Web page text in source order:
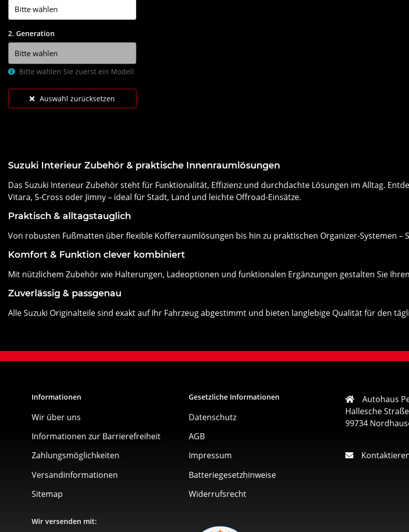
2. Generation
Bitte wählen Sie zuerst ein Modell
Auswahl zurücksetzen
Suzuki Interieur Zubehör & praktische Innenraumlösungen
Das Suzuki Interieur Zubehör steht für Funktionalität, Effizienz und durchdachte Lösungen im Alltag.
Vitara, S-Cross oder Jimny – ideal für Stadt, Land und leichte Offroad-Einsätze.
Praktisch & alltagstauglich
Von robusten Fußmatten über flexible Kofferraumlösungen bis hin zu praktischen Organizer-Systemen
Komfort & Funktion clever kombiniert
Mit nützlichem Zubehör wie Halterungen, Ladeoptionen und funktionalen Ergänzungen gestalten Sie
Zuverlässig & passgenau
Alle Suzuki Originalteile sind exakt auf Ihr Fahrzeug abgestimmt und bieten langlebige Qualität für den
Informationen
Wir über uns
Informationen zur Barrierefreiheit
Zahlungsmöglichkeiten
Versandinformationen
Sitemap
Gesetzliche Informationen
Datenschutz
AGB
Impressum
Batteriegesetzhinweise
Widerrufsrecht
Autohaus
Hallesche
99734
Wir versenden mit: